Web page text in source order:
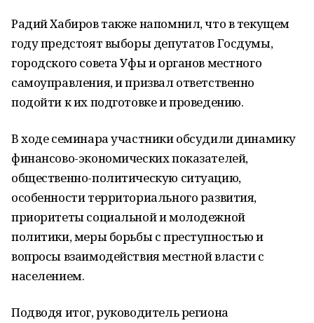
Радий Хабиров также напомнил, что в текущем
году предстоят выборы депутатов Госдумы,
городского совета Уфы и органов местного
самоуправления, и призвал ответственно
подойти к их подготовке и проведению.
В ходе семинара участники обсудили динамику
финансово-экономических показателей,
общественно-политическую ситуацию,
особенности территориального развития,
приоритеты социальной и молодежной
политики, меры борьбы с преступностью и
вопросы взаимодействия местной власти с
населением.
Подводя итог, руководитель региона